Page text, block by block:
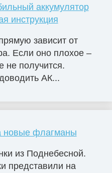
аккумулятор
инструкция
зависит от
Если оно плохое –
не получится.
АК...
новые флагманы
из Поднебесной.
представили на